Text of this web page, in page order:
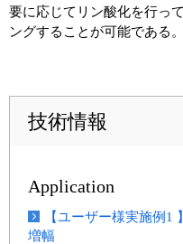
要に応じてリン酸化を行っ
ングすることが可能である。
技術情報
Application
【ユーザー様実施例1
増幅